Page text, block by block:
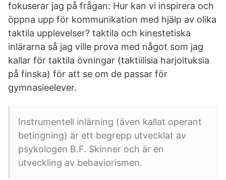
fokuserar jag på frågan: Hur kan vi inspirera och
öppna upp för kommunikation med hjälp av olika
taktila upplevelser? taktila och kinestetiska
inlärarna så jag ville prova med något som jag
kallar för taktila övningar (taktiilisia harjoituksia
på finska) för att se om de passar för
gymnasieelever.
Instrumentell inlärning (även kallat operant
betingning) är ett begrepp utvecklat av
psykologen B.F. Skinner och är en
utveckling av behaviorismen.